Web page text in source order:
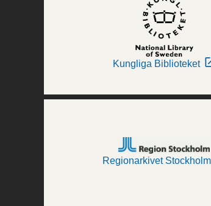
Kungliga Biblioteket
Regionarkivet Stockholm